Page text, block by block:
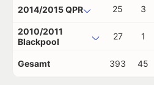
2014/2015 QPR 25 3
2010/2011
Blackpool
27 1
Gesamt 393 45